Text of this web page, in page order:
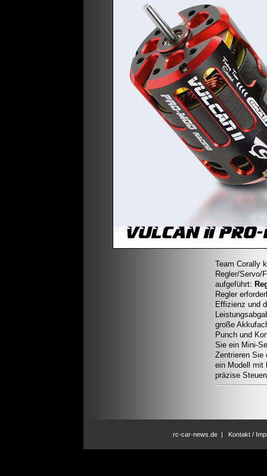
Team Corally
Regler/Servo/
aufgeführt:
Regler
Effizienz und
große
Punch und
Sie ein Mini-
Zentrieren Sie
ein Modell mit
präzise
rc-car-news.de| Kontakt /